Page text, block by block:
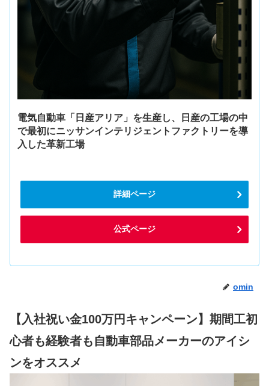
電気自動車「日産アリア」を生産し、日産の工場の中
で最初にニッサンインテリジェントファクトリーを導
入した革新工場
詳細ページ
公式ページ
omin
【入社祝い金100万円キャンペーン】期間工初
心者も経験者も自動車部品メーカーのアイシ
ンをオススメ